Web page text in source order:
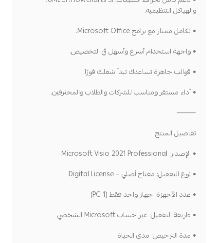
والهياكل التنظيمية.
• تكامل ممتاز مع برامج Microsoft Office.
• واجهة استخدام أسرع وأسهل في التخصيص.
• قوالب جاهزة تساعدك تبدأ شغلك فورًا.
• أداء مستقر ومناسب للشركات والطلاب والمحترفين.
⸻
تفاصيل المنتج
• الإصدار: Microsoft Visio 2021 Professional
• نوع التفعيل: مفتاح أصلي – Digital License
• عدد الأجهزة: جهاز واحد فقط (1 PC)
• طريقة التفعيل: عبر حساب Microsoft الشخصي
• مدة الترخيص: مدى الحياة